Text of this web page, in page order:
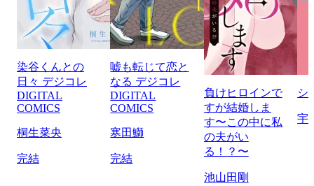
染谷くんとの
日々 デジコレ
DIGITAL
COMICS
桐生菜央
完結
嘘も転じて恋と
なる デジコレ
DIGITAL
COMICS
寒田鰤
完結
負けヒロインで
すが結婚しま
す〜この中に私
の夫がい
る！？〜
池山田剛
シ
宇